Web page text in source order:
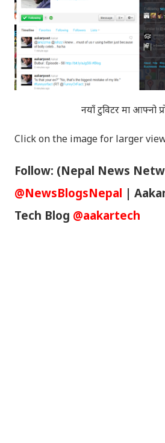
नयाँ टुविटर मा आफ्नो
Click on the image for larger
Follow: (Nepal News
@NewsBlogsNepal |
Tech Blog @aakartech